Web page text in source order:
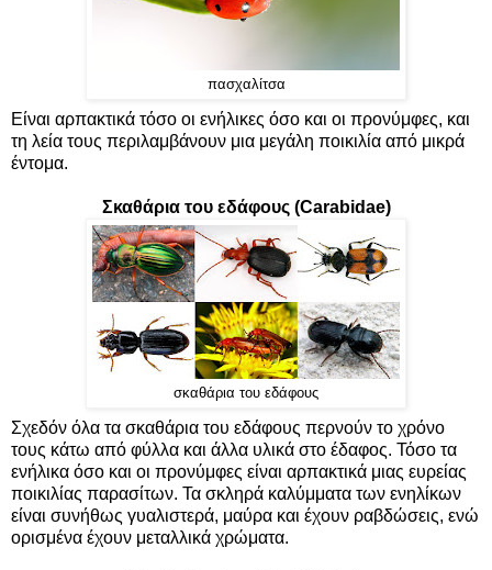
πασχαλίτσα
Είναι αρπακτικά τόσο οι ενήλικες όσο και οι προνύμφες, και
τη λεία τους περιλαμβάνουν μια μεγάλη ποικιλία από μικρά
έντομα.
Σκαθάρια του εδάφους (Carabidae)
σκαθάρια του εδάφους
Σχεδόν όλα τα σκαθάρια του εδάφους περνούν το χρόνο
τους κάτω από φύλλα και άλλα υλικά στο έδαφος. Τόσο τα
ενήλικα όσο και οι προνύμφες είναι αρπακτικά μιας ευρείας
ποικιλίας παρασίτων. Τα σκληρά καλύμματα των ενηλίκων
είναι συνήθως γυαλιστερά, μαύρα και έχουν ραβδώσεις, ενώ
ορισμένα έχουν μεταλλικά χρώματα.